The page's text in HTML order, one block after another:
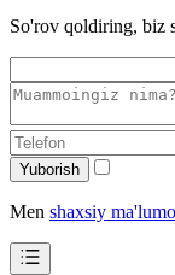
So'rov qoldiring, biz
Yuborish
Men shaxsiy